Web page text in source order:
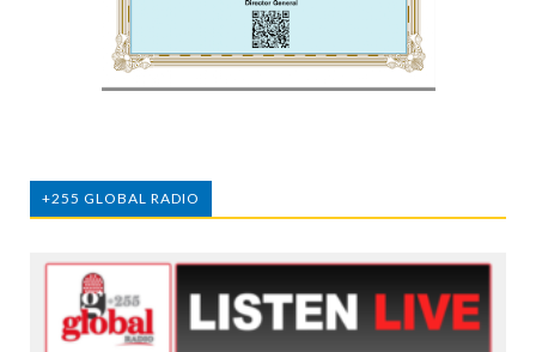
+255 GLOBAL RADIO